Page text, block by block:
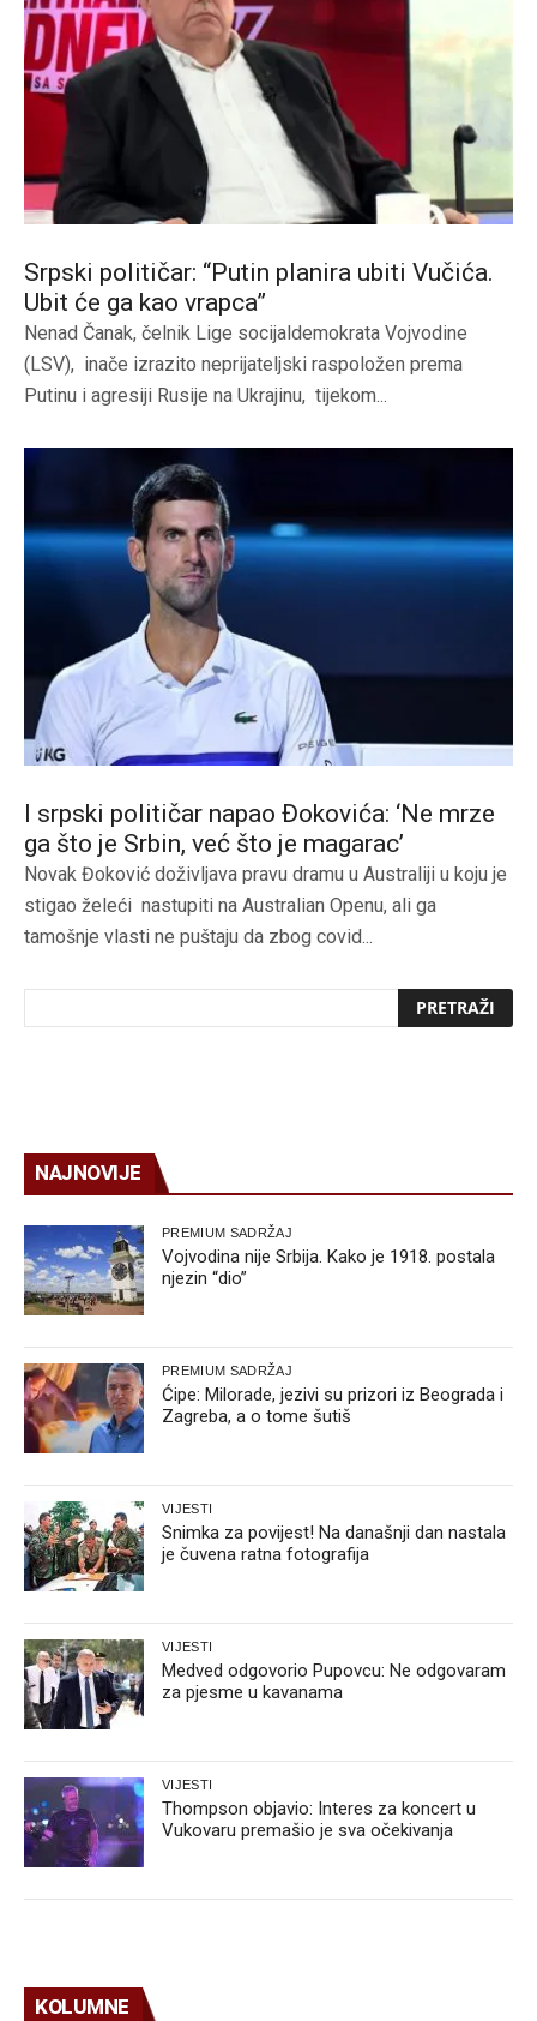
Srpski političar: “Putin planira ubiti Vučića.
Ubit će ga kao vrapca”
Nenad Čanak, čelnik Lige socijaldemokrata Vojvodine
(LSV), inače izrazito neprijateljski raspoložen prema
Putinu i agresiji Rusije na Ukrajinu, tijekom...
I srpski političar napao Đokovića: ‘Ne mrze
ga što je Srbin, već što je magarac’
Novak Đoković doživljava pravu dramu u Australiji u koju je
stigao želeći nastupiti na Australian Openu, ali ga
tamošnje vlasti ne puštaju da zbog covid...
NAJNOVIJE
PREMIUM SADRŽAJ
Vojvodina nije Srbija. Kako je 1918. postala
njezin “dio”
PREMIUM SADRŽAJ
Ćipe: Milorade, jezivi su prizori iz Beograda i
Zagreba, a o tome šutiš
VIJESTI
Snimka za povijest! Na današnji dan nastala
je čuvena ratna fotografija
VIJESTI
Medved odgovorio Pupovcu: Ne odgovaram
za pjesme u kavanama
VIJESTI
Thompson objavio: Interes za koncert u
Vukovaru premašio je sva očekivanja
KOLUMNE